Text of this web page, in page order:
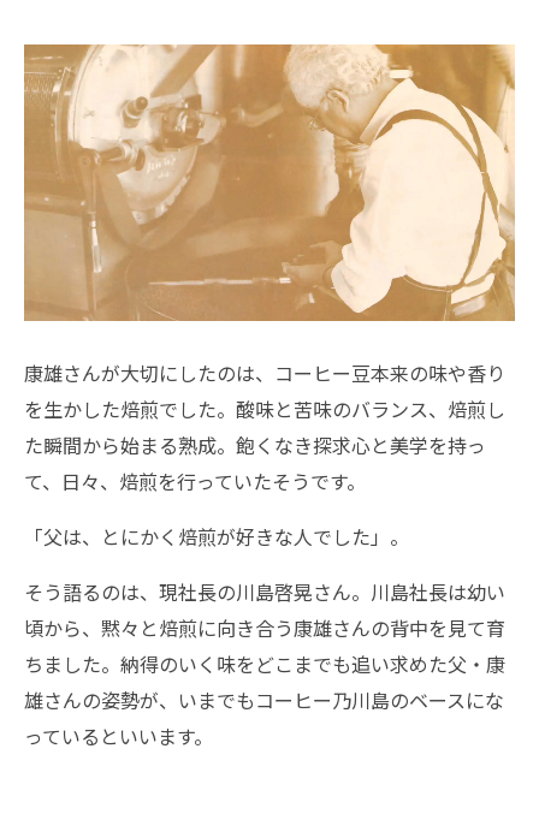
康雄さんが大切にしたのは、コーヒー豆本来の味や香り
を生かした焙煎でした。酸味と苦味のバランス、焙煎し
た瞬間から始まる熟成。飽くなき探求心と美学を持っ
て、日々、焙煎を行っていたそうです。
「父は、とにかく焙煎が好きな人でした」。
そう語るのは、現社長の川島啓晃さん。川島社長は幼い
頃から、黙々と焙煎に向き合う康雄さんの背中を見て育
ちました。納得のいく味をどこまでも追い求めた父・康
雄さんの姿勢が、いまでもコーヒー乃川島のベースにな
っているといいます。